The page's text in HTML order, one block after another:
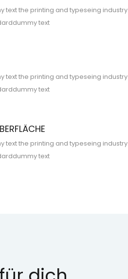
text the printing and typeseing industry
text
text the printing and typeseing industry
text
text the printing and typeseing industry
text